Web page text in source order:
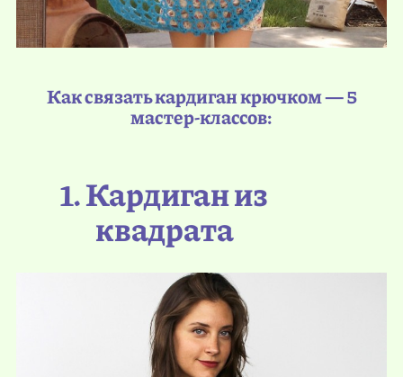
Как связать кардиган крючком — 5
мастер-классов:
1. Кардиган из
квадрата